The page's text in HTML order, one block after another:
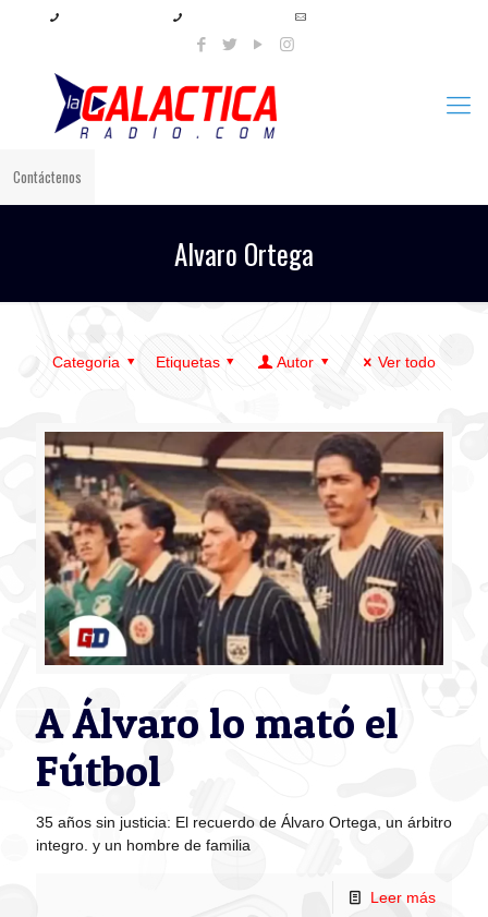
Contáctenos
Alvaro Ortega
Categoria Etiquetas Autor Ver todo
A Álvaro lo mató el
Fútbol
35 años sin justicia: El recuerdo de Álvaro Ortega, un árbitro
integro. y un hombre de familia
Leer más